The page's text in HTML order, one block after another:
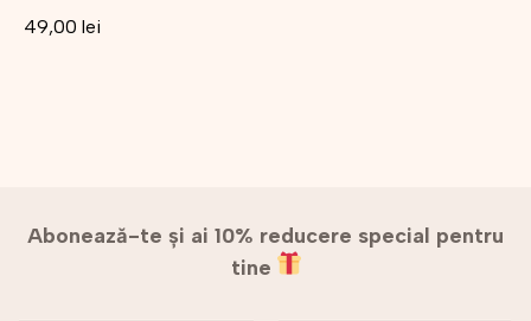
49,00 lei
Abonează-te și ai 10% reducere special pentru
tine